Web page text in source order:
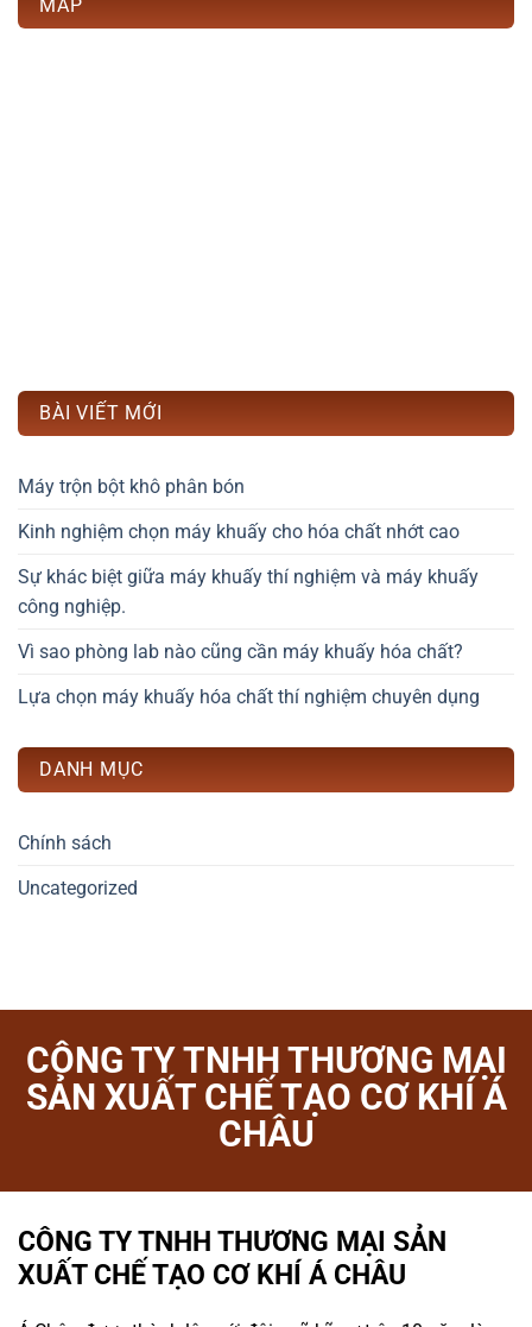
MAP
BÀI VIẾT MỚI
Máy trộn bột khô phân bón
Kinh nghiệm chọn máy khuấy cho hóa chất nhớt cao
Sự khác biệt giữa máy khuấy thí nghiệm và máy khuấy
công nghiệp.
Vì sao phòng lab nào cũng cần máy khuấy hóa chất?
Lựa chọn máy khuấy hóa chất thí nghiệm chuyên dụng
DANH MỤC
Chính sách
Uncategorized
CÔNG TY TNHH THƯƠNG MẠI
SẢN XUẤT CHẾ TẠO CƠ KHÍ Á
CHÂU
CÔNG TY TNHH THƯƠNG MẠI SẢN
XUẤT CHẾ TẠO CƠ KHÍ Á CHÂU